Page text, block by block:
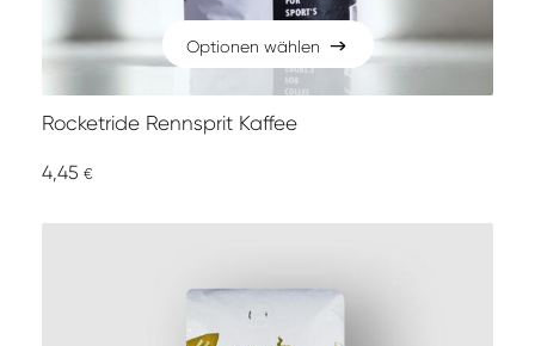
Optionen wählen
Optionen wählen
Rocketride Rennsprit Kaffee
4,45 €